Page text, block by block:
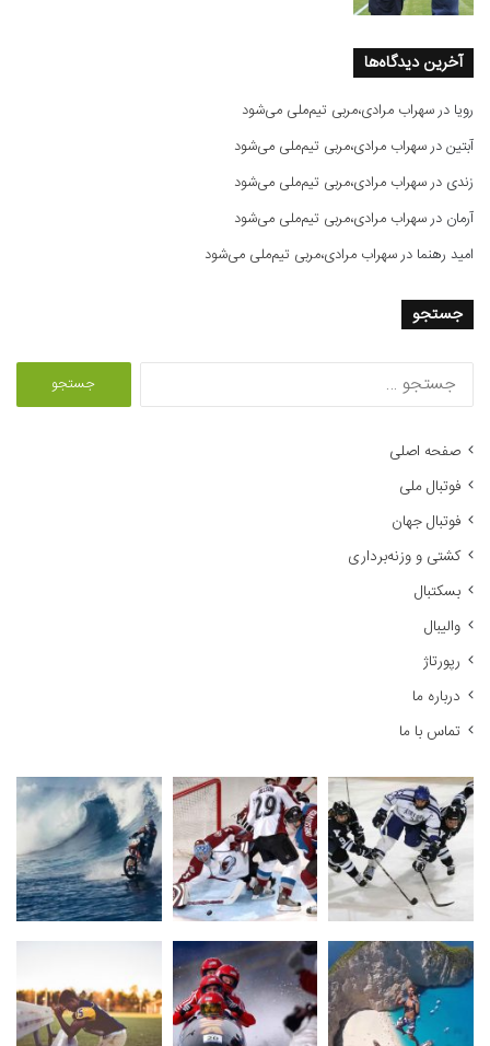
آخرین دیدگاه‌ها
رویا درسهراب مرادی،مربی تیم‌ملی می‌شود
آبتیندرسهراب مرادی،مربی تیم‌ملی می‌شود
زندی درسهراب مرادی،مربی تیم‌ملی می‌شود
آرمان درسهراب مرادی،مربی تیم‌ملی می‌شود
امید رهنما درسهراب مرادی،مربی تیم‌ملی می‌شود
جستجو
ج
صفحه اصلی
فوتبال ملی
فوتبال جهان
کشتی و وزنه‌برداری
بسکتبال
والیبال
رپورتاژ
درباره ما
تماس با ما